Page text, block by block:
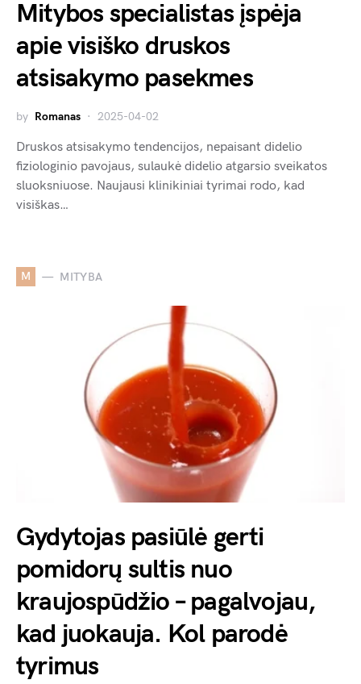
Mitybos specialistas įspėja
apie visiško druskos
atsisakymo pasekmes
by Romanas 2025-04-02
Druskos atsisakymo tendencijos, nepaisant didelio
fiziologinio pavojaus, sulaukė didelio atgarsio sveikatos
sluoksniuose. Naujausi klinikiniai tyrimai rodo, kad
visiškas…
M MITYBA
Gydytojas pasiūlė gerti
pomidorų sultis nuo
kraujospūdžio – pagalvojau,
kad juokauja. Kol parodė
tyrimus